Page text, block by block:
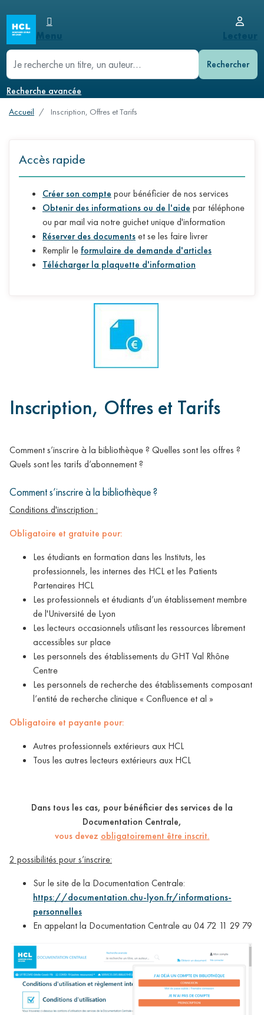
principal
Logo menu_burger
Menu
principal
mobile
Bibliothèques
Horaires et accès
Inscription, offres et tarifs
Rendez-vous avec une documentaliste
Règlement
ligne
Consulter les ressources numériques
Obtenir un document
recherche
Les publications scientifiques des HCL (Lodex)
Frais de publications en Open Access (GRAL)
HAL- HCL : Partager librement les savoirs
Baromètre français de la Science Ouverte
contact
Aide
menu_user
User
menu
mobile
Lecteur
Connexion
Mot de passe oublié
Préinscription
recherche
Recherche avancée
Accueil Inscription, Offres et Tarifs
Inscription, Offres et Tarifs
Comment s’inscrire à la bibliothèque ? Quelles sont les offres ?
Quels sont les tarifs d’abonnement ?
Comment s’inscrire à la bibliothèque ?
Conditions d'inscription :
Obligatoire et gratuite pour:
Les étudiants en formation dans les Instituts, les
professionnels, les internes des HCL et les Patients
Partenaires HCL
Les professionnels et étudiants d’un établissement membre
de l'Université de Lyon
Les lecteurs occasionnels utilisant les ressources librement
accessibles sur place
Les personnels des établissements du GHT Val Rhône
Centre
Les personnels de recherche des établissements composant
l’entité de recherche clinique « Confluence et al »
Obligatoire et payante pour:
Autres professionnels extérieurs aux HCL
Tous les autres lecteurs extérieurs aux HCL
Dans tous les cas, pour bénéficier des services de la
Documentation Centrale,
vous devez obligatoirement être inscrit.
2 possibilités pour s’inscrire:
Sur le site de la Documentation Centrale:
https://documentation.chu-lyon.fr/informations-
personnelles
En appelant la Documentation Centrale au 04 72 11 29 79
Accès rapide
Créer son compte pour bénéficier de nos services
Obtenir des informations ou de l'aide par téléphone
ou par mail via notre guichet unique d'information
Réserver des documentset se les faire livrer
Remplir le formulaire de demande d'articles
Télécharger la plaquette d'information